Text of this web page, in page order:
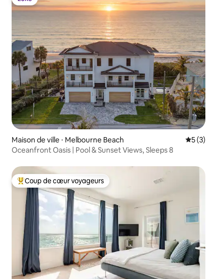
Luxe
Maison de ville ⋅ Melbourne Beach
5 (3)
Oceanfront Oasis | Pool & Sunset Views, Sleeps 8
Coups de cœur voyageurs les plus appréciés
Coup de cœur voyageurs